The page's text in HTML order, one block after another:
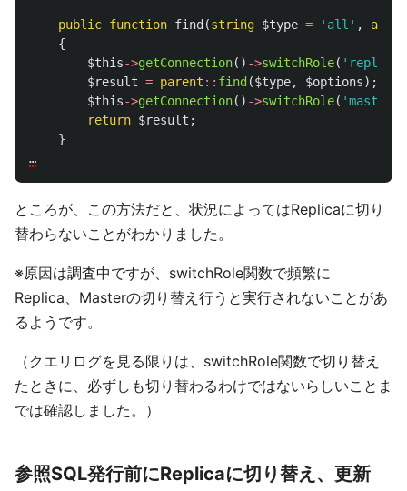
public function find (string $type = 'all' ,
array
{
$this->getConnection() ->switchRole( 'replica'
$result = parent :: find ($type, $options);
$this->getConnection() ->switchRole( 'master'
return $result ;
}
…
ところが、この方法だと、状況によってはReplicaに切り
替わらないことがわかりました。
※原因は調査中ですが、switchRole関数で頻繁に
Replica、Masterの切り替え行うと実行されないことがあ
るようです。
（クエリログを見る限りは、switchRole関数で切り替え
たときに、必ずしも切り替わるわけではないらしいことま
では確認しました。）
参照SQL発行前にReplicaに切り替え、更新